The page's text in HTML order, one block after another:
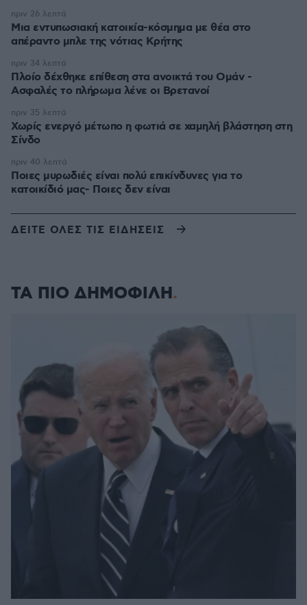
Μια εντυπωσιακή κατοικία-κόσμημα με θέα στο
απέραντο μπλε της νότιας Κρήτης
πριν 26 λεπτά
Πλοίο δέχθηκε επίθεση στα ανοικτά του Ομάν -
Ασφαλές το πλήρωμα λένε οι Βρετανοί
πριν 34 λεπτά
Χωρίς ενεργό μέτωπο η φωτιά σε χαμηλή βλάστηση στη
Σίνδο
πριν 35 λεπτά
Ποιες μυρωδιές είναι πολύ επικίνδυνες για το
κατοικίδιό μας- Ποιες δεν είναι
πριν 40 λεπτά
ΔΕΙΤΕ ΟΛΕΣ ΤΙΣ ΕΙΔΗΣΕΙΣ
ΤΑ ΠΙΟ ΔΗΜΟΦΙΛΗ